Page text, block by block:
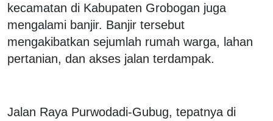
kecamatan di Kabupaten Grobogan juga
mengalami banjir. Banjir tersebut
mengakibatkan sejumlah rumah warga, lahan
pertanian, dan akses jalan terdampak.
Jalan Raya Purwodadi-Gubug, tepatnya di